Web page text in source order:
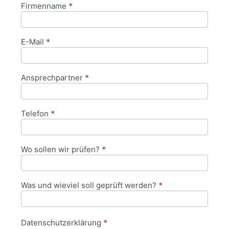
Anfrageformular
Firmenname *
E-Mail *
Ansprechpartner *
Telefon *
Wo sollen wir prüfen? *
Was und wieviel soll geprüft werden? *
Datenschutzerklärung *